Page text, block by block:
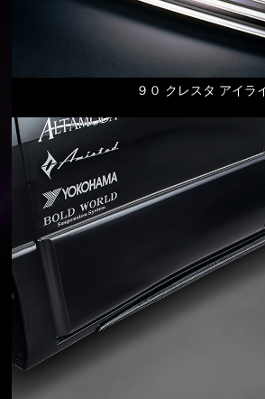
９０ クレスタ アイラ